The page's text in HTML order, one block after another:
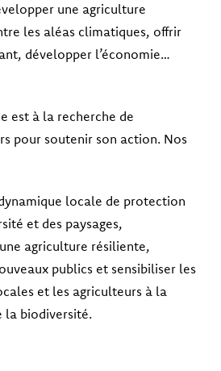
une agriculture
les aléas climatiques, offrir
développer l’économie…
est à la recherche de
pour soutenir son action. Nos
locale de protection
et des paysages,
agriculture résiliente,
publics et sensibiliser les
et les agriculteurs à la
la biodiversité.